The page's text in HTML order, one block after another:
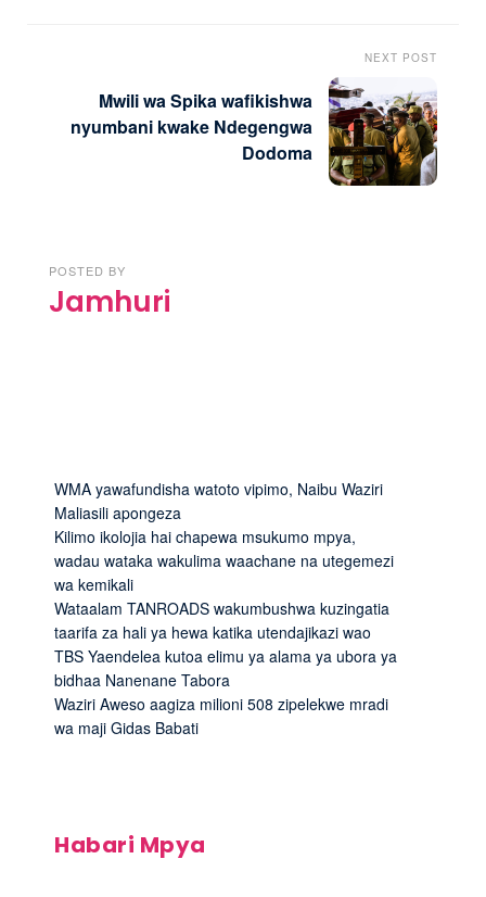
NEXT POST
Mwili wa Spika wafikishwa
nyumbani kwake Ndegengwa
Dodoma
POSTED BY
Jamhuri
WMA yawafundisha watoto vipimo, Naibu Waziri
Maliasili apongeza
Kilimo ikolojia hai chapewa msukumo mpya,
wadau wataka wakulima waachane na utegemezi
wa kemikali
Wataalam TANROADS wakumbushwa kuzingatia
taarifa za hali ya hewa katika utendajikazi wao
TBS Yaendelea kutoa elimu ya alama ya ubora ya
bidhaa Nanenane Tabora
Waziri Aweso aagiza milioni 508 zipelekwe mradi
wa maji Gidas Babati
Habari Mpya